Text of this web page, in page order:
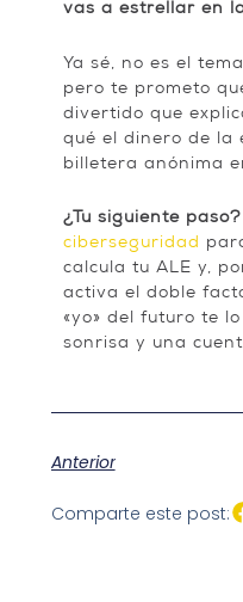
vas a estrellar en
Ya sé, no es el
pero te prometo
divertido que
qué el dinero de la
billetera anónima
¿Tu siguiente paso?
ciberseguridad
calcula tu ALE y,
activa el doble
«yo» del futuro te
sonrisa y una
Anterior
Comparte este post: